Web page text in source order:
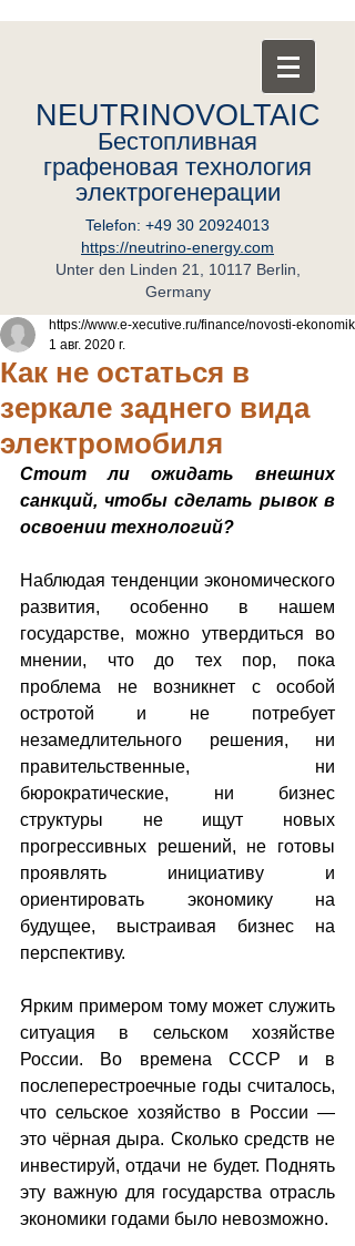
NEUTRINOVOLTAIC
Бестопливная
графеновая технология
электрогенерации
Telefon: +49 30 20924013
https://neutrino-energy.com
Unter den Linden 21, 10117 Berlin,
Germany
Как не остаться в
зеркале заднего вида
электромобиля
https://www.e-xecutive.ru/finance/novosti-ekonomik
1 авг. 2020 г.
Стоит ли ожидать внешних
санкций, чтобы сделать рывок в
освоении технологий?
Наблюдая тенденции экономического
развития, особенно в нашем
государстве, можно утвердиться во
мнении, что до тех пор, пока
проблема не возникнет с особой
остротой и не потребует
незамедлительного решения, ни
правительственные, ни
бюрократические, ни бизнес
структуры не ищут новых
прогрессивных решений, не готовы
проявлять инициативу и
ориентировать экономику на
будущее, выстраивая бизнес на
перспективу.
Ярким примером тому может служить
ситуация в сельском хозяйстве
России. Во времена СССР и в
послеперестроечные годы считалось,
что сельское хозяйство в России —
это чёрная дыра. Сколько средств не
инвестируй, отдачи не будет. Поднять
эту важную для государства отрасль
экономики годами было невозможно.